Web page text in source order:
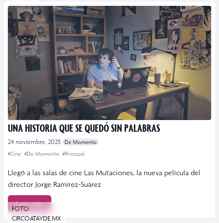
UNA HISTORIA QUE SE QUEDÓ SIN PALABRAS
24 noviembre, 2025 De Momento
#Cine #De Momento #Principal
Llegó a las salas de cine Las Mutaciones, la nueva película del
director Jorge Ramírez-Suárez
Leer más
FOTO:
CIRCOATAYDE.MX